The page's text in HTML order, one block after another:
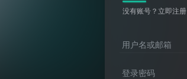
没有账号？立即注册
用户名或邮箱
登录密码